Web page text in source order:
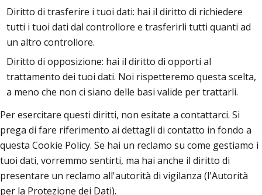
Diritto di trasferire i tuoi dati: hai il diritto di richiedere
tutti i tuoi dati dal controllore e trasferirli tutti quanti ad
un altro controllore.
Diritto di opposizione: hai il diritto di opporti al
trattamento dei tuoi dati. Noi rispetteremo questa scelta,
a meno che non ci siano delle basi valide per trattarli.
Per esercitare questi diritti, non esitate a contattarci. Si
prega di fare riferimento ai dettagli di contatto in fondo a
questa Cookie Policy. Se hai un reclamo su come gestiamo i
tuoi dati, vorremmo sentirti, ma hai anche il diritto di
presentare un reclamo all'autorità di vigilanza (l'Autorità
per la Protezione dei Dati).